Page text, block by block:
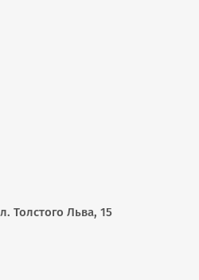
Толстого Льва, 15